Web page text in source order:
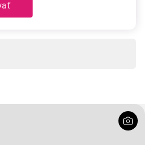
si napríklad naše obľúbené recepty
,Rýchla kapustová polievka